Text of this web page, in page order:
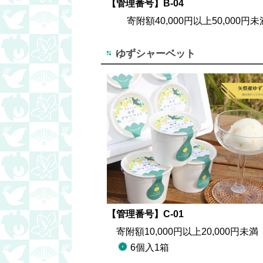
【管理番号】B-04
寄附額40,000円以上50,000円未
ゆずシャーベット
【管理番号】C-01
寄附額10,000円以上20,000円未満
6個入1箱